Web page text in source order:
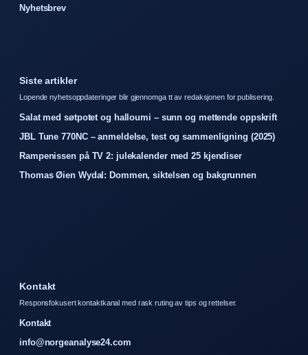
Nyhetsbrev
Siste artikler
Lopende nyhetsoppdateringer blir gjennomga tt av redaksjonen for publisering.
Salat med søtpotet og halloumi – sunn og mettende oppskrift
JBL Tune 770NC – anmeldelse, test og sammenligning (2025)
Rampenissen på TV 2: julekalender med 25 kjendiser
Thomas Øien Wydal: Dommen, siktelsen og bakgrunnen
Kontakt
Responsfokusert kontaktkanal med rask ruting av tips og rettelser.
Kontakt
info@norgeanalyse24.com